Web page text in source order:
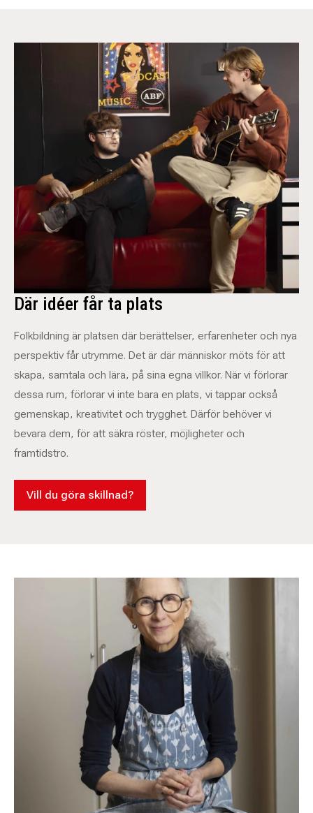
Där idéer får ta plats
Folkbildning är platsen där berättelser, erfarenheter och nya
perspektiv får utrymme. Det är där människor möts för att
skapa, samtala och lära, på sina egna villkor. När vi förlorar
dessa rum, förlorar vi inte bara en plats, vi tappar också
gemenskap, kreativitet och trygghet. Därför behöver vi
bevara dem, för att säkra röster, möjligheter och
framtidstro.
Vill du göra skillnad?